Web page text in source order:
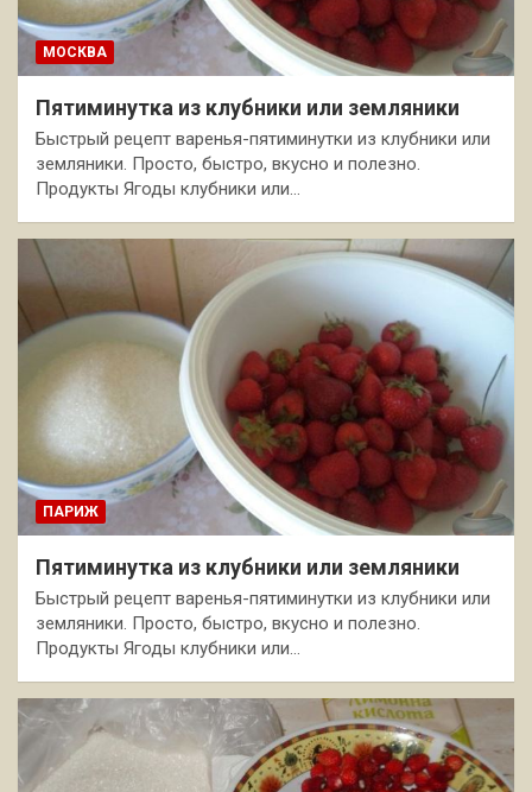
МОСКВА
Пятиминутка из клубники или земляники
Быстрый рецепт варенья-пятиминутки из клубники или
земляники. Просто, быстро, вкусно и полезно.
Продукты Ягоды клубники или…
ПАРИЖ
Пятиминутка из клубники или земляники
Быстрый рецепт варенья-пятиминутки из клубники или
земляники. Просто, быстро, вкусно и полезно.
Продукты Ягоды клубники или…